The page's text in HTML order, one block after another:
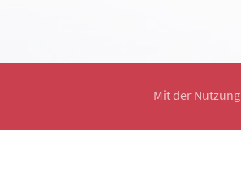
Mit der